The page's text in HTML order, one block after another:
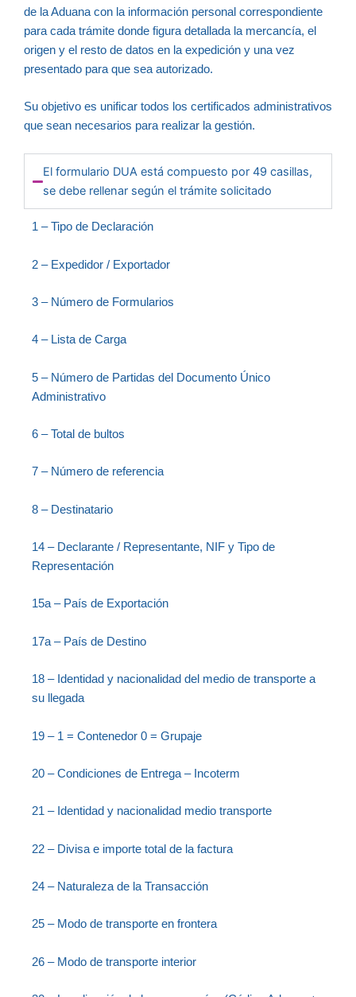
de la Aduana con la información personal correspondiente
para cada trámite donde figura detallada la mercancía, el
origen y el resto de datos en la expedición y una vez
presentado para que sea autorizado.
Su objetivo es unificar todos los certificados administrativos
que sean necesarios para realizar la gestión.
El formulario DUA está compuesto por 49 casillas,
se debe rellenar según el trámite solicitado
1 – Tipo de Declaración
2 – Expedidor / Exportador
3 – Número de Formularios
4 – Lista de Carga
5 – Número de Partidas del Documento Único
Administrativo
6 – Total de bultos
7 – Número de referencia
8 – Destinatario
14 – Declarante / Representante, NIF y Tipo de
Representación
15a – País de Exportación
17a – País de Destino
18 – Identidad y nacionalidad del medio de transporte a
su llegada
19 – 1 = Contenedor 0 = Grupaje
20 – Condiciones de Entrega – Incoterm
21 – Identidad y nacionalidad medio transporte
22 – Divisa e importe total de la factura
24 – Naturaleza de la Transacción
25 – Modo de transporte en frontera
26 – Modo de transporte interior